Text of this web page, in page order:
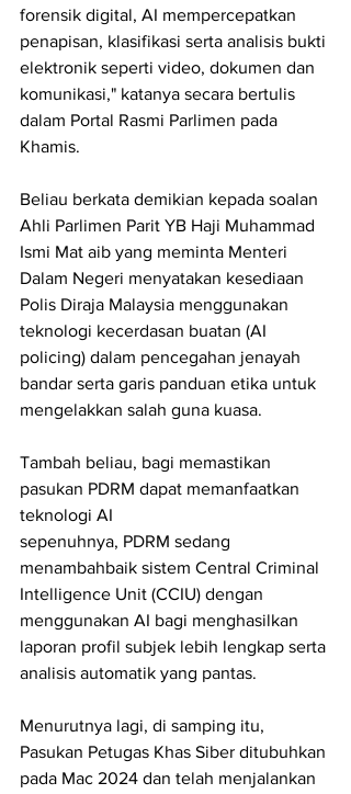
forensik digital, AI mempercepatkan
penapisan, klasifikasi serta analisis bukti
elektronik seperti video, dokumen dan
komunikasi," katanya secara bertulis
dalam Portal Rasmi Parlimen pada
Khamis.
Beliau berkata demikian kepada soalan
Ahli Parlimen Parit YB Haji Muhammad
Ismi Mat aib yang meminta Menteri
Dalam Negeri menyatakan kesediaan
Polis Diraja Malaysia menggunakan
teknologi kecerdasan buatan (AI
policing) dalam pencegahan jenayah
bandar serta garis panduan etika untuk
mengelakkan salah guna kuasa.
Tambah beliau, bagi memastikan
pasukan PDRM dapat memanfaatkan
teknologi AI
sepenuhnya, PDRM sedang
menambahbaik sistem Central Criminal
Intelligence Unit (CCIU) dengan
menggunakan AI bagi menghasilkan
laporan profil subjek lebih lengkap serta
analisis automatik yang pantas.
Menurutnya lagi, di samping itu,
Pasukan Petugas Khas Siber ditubuhkan
pada Mac 2024 dan telah menjalankan